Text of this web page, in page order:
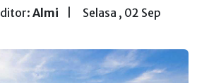
Almi
Selasa , 02 Sep